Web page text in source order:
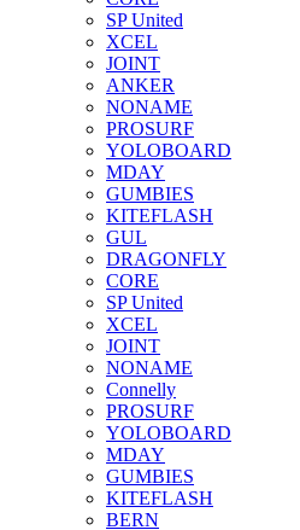
SP United
XCEL
JOINT
ANKER
NONAME
PROSURF
YOLOBOARD
MDAY
GUMBIES
KITEFLASH
GUL
DRAGONFLY
CORE
SP United
XCEL
JOINT
NONAME
Connelly
PROSURF
YOLOBOARD
MDAY
GUMBIES
KITEFLASH
BERN